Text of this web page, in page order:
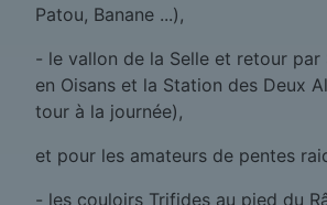
Patou, Banane ...),
- le vallon de la Selle et retour
en Oisans et la Station des Deux
tour à la journée),
et pour les amateurs de pentes
- les couloirs Trifides au pied du